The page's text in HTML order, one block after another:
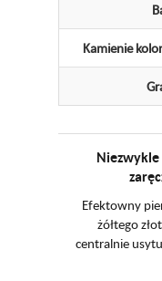
Kamienie
Efektowny
żółtego
centralnie